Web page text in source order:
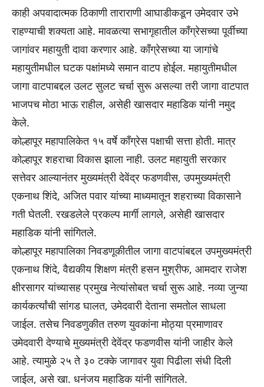
काही अपवादात्मक ठिकाणी ताराराणी आघाडीकडून उमेदवार उभे
राहण्याची शक्यता आहे. मावळत्या सभागृहातील कॉंग्रेसच्या पूर्वीच्या
जागांवर महायुती दावा करणार आहे. कॉंग्रेसच्या या जागांचे
महायुतीमधील घटक पक्षांमध्ये समान वाटप होईल. महायुतीमधील
जागा वाटपाबद्दल उलट सुलट चर्चा सुरू असल्या तरी जागा वाटपात
भाजपच मोठा भाऊ राहील, असेही खासदार महाडिक यांनी नमुद
केले.
कोल्हापूर महापालिकेत १५ वर्षे कॉंग्रेस पक्षाची सत्ता होती. मात्र
कोल्हापूर शहराचा विकास झाला नाही. उलट महायुती सरकार
सत्तेवर आल्यानंतर मुख्यमंत्री देवेंद्र फडणवीस, उपमुख्यमंत्री
एकनाथ शिंदे, अजित पवार यांच्या माध्यमातून शहराच्या विकासाने
गती घेतली. रखडलेले प्रकल्प मार्गी लागले, असेही खासदार
महाडिक यांनी सांगितले.
कोल्हापूर महापालिका निवडणूकीतील जागा वाटपांबद्दल उपमुख्यमंत्री
एकनाथ शिंदे, वैद्यकीय शिक्षण मंत्री हसन मुश्रीफ, आमदार राजेश
क्षीरसागर यांच्यासह प्रमुख नेत्यांसोबत चर्चा सुरू आहे. नव्या जुन्या
कार्यकर्त्यांची सांगड घालत, उमेदवारी देताना समतोल साधला
जाईल. तसेच निवडणुकीत तरुण युवकांना मोठ्या प्रमाणावर
उमेदवारी देण्याचे मुख्यमंत्री देवेंद्र फडणवीस यांनी जाहीर केले
आहे. त्यामुळे २५ ते ३० टक्के जागावर युवा पिढीला संधी दिली
जाईल, असे खा. धनंजय महाडिक यांनी सांगितले.